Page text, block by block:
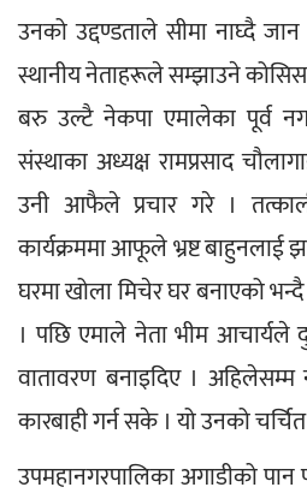
उनको उद्दण्डताले सीमा नाघ्दै
स्थानीय नेताहरूले सम्झाउने
बरु उल्टै नेकपा एमालेका पूर्व
संस्थाका अध्यक्ष रामप्रसाद
उनी आफैले प्रचार गरे ।
कार्यक्रममा आफूले भ्रष्ट बाहुनलाई
घरमा खोला मिचेर घर बनाएको
। पछि एमाले नेता भीम आचार्यले
वातावरण बनाइदिए ।
कारबाही गर्न सके । यो उनको
उपमहानगरपालिका अगाडीको